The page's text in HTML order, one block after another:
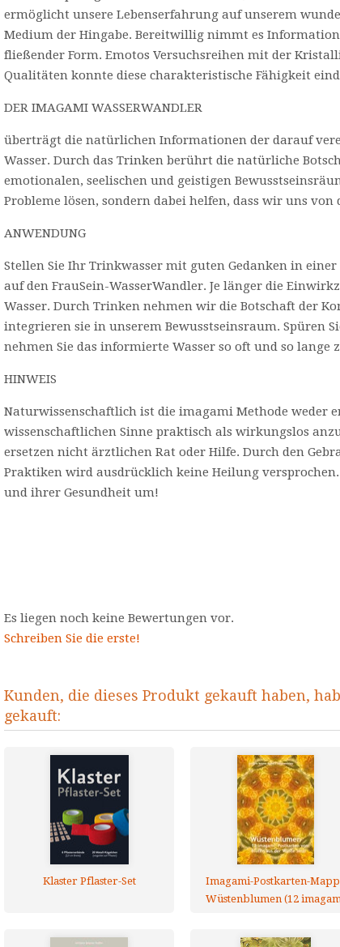
ermöglicht unsere Lebenserfahrung auf unserem
Medium der Hingabe. Bereitwillig nimmt es
fließender Form. Emotos Versuchsreihen mit der
Qualitäten konnte diese charakteristische Fähigkeit
DER IMAGAMI WASSERWANDLER
überträgt die natürlichen Informationen der darauf
Wasser. Durch das Trinken berührt die natürliche
emotionalen, seelischen und geistigen
Probleme lösen, sondern dabei helfen, dass wir uns von
ANWENDUNG
Stellen Sie Ihr Trinkwasser mit guten Gedanken in
auf den FrauSein-WasserWandler. Je länger die
Wasser. Durch Trinken nehmen wir die Botschaft der
integrieren sie in unserem Bewusstseinsraum. Spüren
nehmen Sie das informierte Wasser so oft und so lange
HINWEIS
Naturwissenschaftlich ist die imagami Methode weder
wissenschaftlichen Sinne praktisch als wirkungslos
ersetzen nicht ärztlichen Rat oder Hilfe. Durch den
Praktiken wird ausdrücklich keine Heilung
und ihrer Gesundheit um!
Es liegen noch keine Bewertungen vor.
Schreiben Sie die erste!
Kunden, die dieses Produkt gekauft haben,
gekauft:
Klaster Pflaster-Set
Imagami-Postkarten-
Wüstenblumen (12